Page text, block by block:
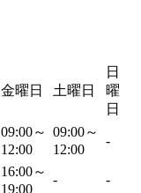
金曜日 土曜日
日
曜
日
09:00～
12:00
09:00～
12:00
-
16:00～
19:00
- -